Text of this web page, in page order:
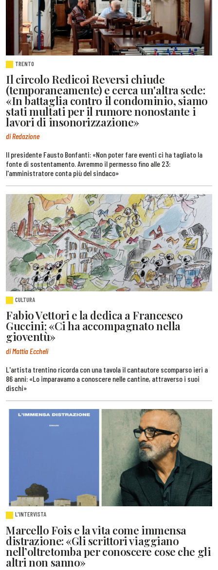
TRENTO
Il circolo Redicoi Reversi chiude
(temporaneamente) e cerca un'altra sede:
«In battaglia contro il condominio, siamo
stati multati per il rumore nonostante i
lavori di insonorizzazione»
di Redazione
Il presidente Fausto Bonfanti: «Non poter fare eventi ci ha tagliato la
fonte di sostentamento. Avremmo il permesso fino alle 23:
l'amministratore conta più del sindaco»
CULTURA
Fabio Vettori e la dedica a Francesco
Guccini: «Ci ha accompagnato nella
gioventù»
di Mattia Eccheli
L'artista trentino ricorda con una tavola il cantautore scomparso ieri a
86 anni: «Lo imparavamo a conoscere nelle cantine, attraverso i suoi
dischi»
L'INTERVISTA
Marcello Fois e la vita come immensa
distrazione: «Gli scrittori viaggiano
nell’oltretomba per conoscere cose che gli
altri non sanno»